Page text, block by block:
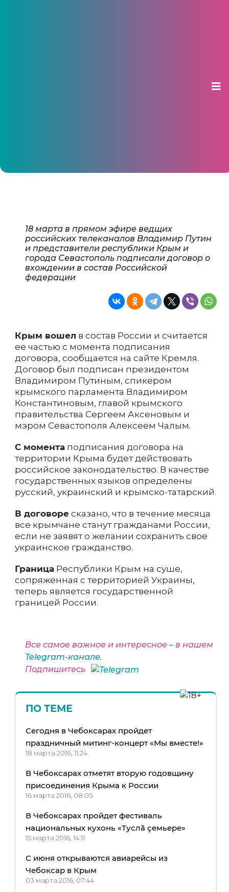
18 марта в прямом эфире ведщих
российских телеканалов Владимир Путин
и представители республики Крым и
города Севастополь подписали договор о
вхождении в состав Российской
федерации
Крым вошел в состав России и считается
ее частью с момента подписания
договора, сообщается на сайте Кремля.
Договор был подписан президентом
Владимиром Путиным, спикером
крымского парламента Владимиром
Константиновым, главой крымского
правительства Сергеем Аксеновым и
мэром Севастополя Алексеем Чалым.
С момента подписания договора на
территории Крыма будет действовать
российское законодательство. В качестве
государственных языков определены
русский, украинский и крымско-татарский.
В договоре сказано, что в течение месяца
все крымчане станут гражданами России,
если не заявят о желании сохранить свое
украинское гражданство.
Граница Республики Крым на суше,
сопряженная с территорией Украины,
теперь является государственной
границей России.
Все самое важное и интересное – в нашем
Telegram-канале.
Подпишитесь
ПО ТЕМЕ
Сегодня в Чебоксарах пройдет
праздничный митинг-концерт «Мы вместе!»
18 марта 2016, 11:24
В Чебоксарах отметят вторую годовщину
присоединения Крыма к России
16 марта 2016, 08:05
В Чебоксарах пройдет фестиваль
национальных кухонь «Туслă çемьере»
15 марта 2016, 14:11
С июня открываются авиарейсы из
Чебоксар в Крым
03 марта 2016, 07:44